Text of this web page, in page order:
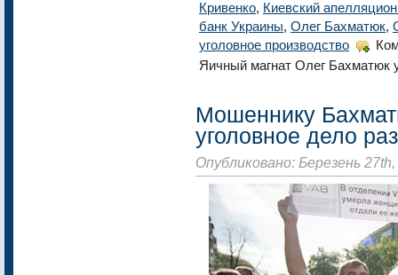
Кривенко, Киевский
банк Украины, Олег Бахматюк,
уголовное производство
Яичный магнат Олег Бахматюк
Мошеннику
уголовное дело
Опубликовано: Березень